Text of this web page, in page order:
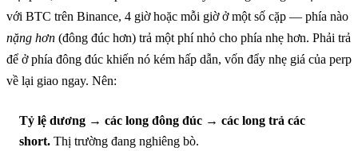
với BTC trên Binance, 4 giờ hoặc mỗi giờ ở một số cặp — phía nào
nặng hơn (đông đúc hơn) trả một phí nhỏ cho phía nhẹ hơn. Phải trả
để ở phía đông đúc khiến nó kém hấp dẫn, vốn đẩy nhẹ giá của perp
về lại giao ngay. Nên:
Tỷ lệ dương → các long đông đúc → các long trả các
short. Thị trường đang nghiêng bò.